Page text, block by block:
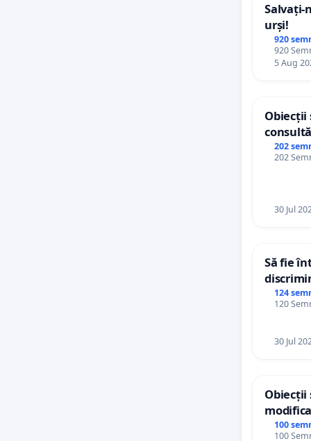
Salvați-
urși!
920
920
5 Aug
Obiecții
Plan
Ialoveni
202
202
30 Jul
Să fie
124
120
30 Jul
Obiecții
100
100